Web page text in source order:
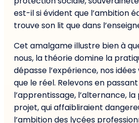
est-il si évident que l’ambition
trouve son lit que dans
Cet amalgame illustre bien à
nous, la théorie domine la
dépasse l’expérience, nos
que le réel. Relevons en
l’apprentissage, l’alternance,
projet, qui affaibliraient
l’ambition des lycées